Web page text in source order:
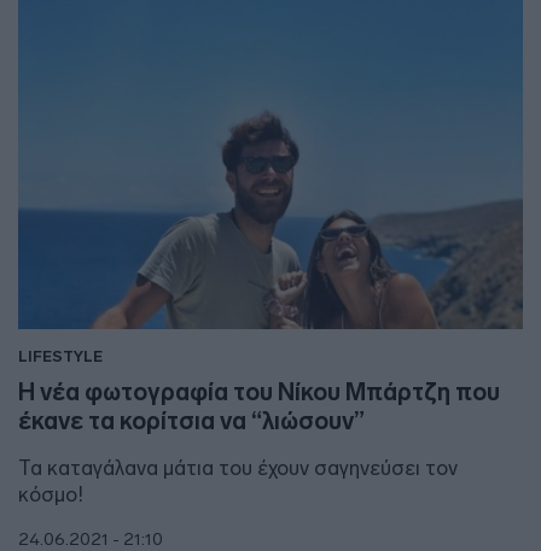
LIFESTYLE
Η νέα φωτογραφία του Νίκου Μπάρτζη που
έκανε τα κορίτσια να “λιώσουν”
Τα καταγάλανα μάτια του έχουν σαγηνεύσει τον
κόσμο!
24.06.2021 - 21:10